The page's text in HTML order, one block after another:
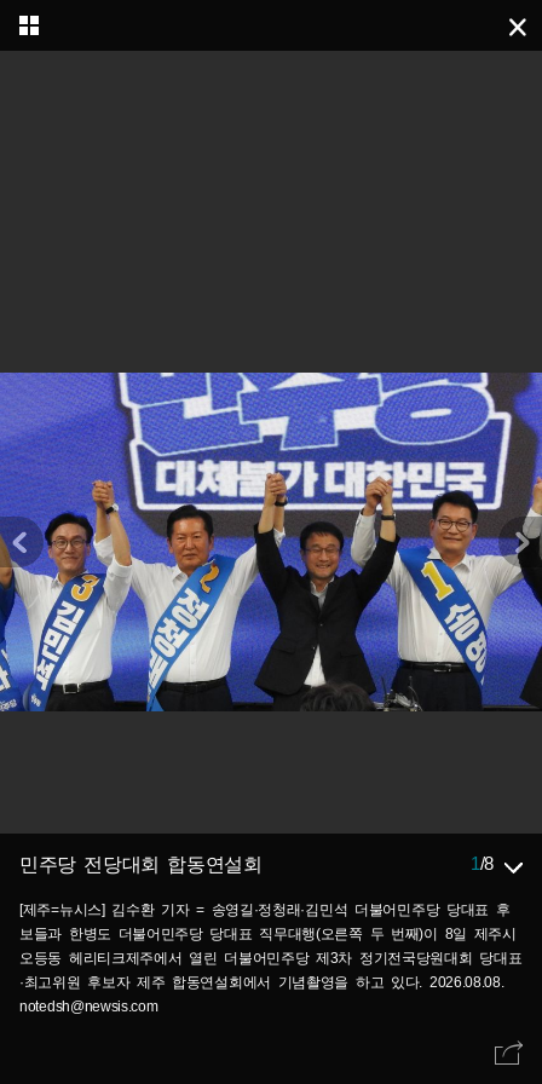
민주당 전당대회 합동연설회 1/8
[제주=뉴시스] 김수환 기자 = 송영길·정청래·김민석 더불어민주당 당대표 후
보들과 한병도 더불어민주당 당대표 직무대행(오른쪽 두 번째)이 8일 제주시
오등동 헤리티크제주에서 열린 더불어민주당 제3차 정기전국당원대회 당대표
·최고위원 후보자 제주 합동연설회에서 기념촬영을 하고 있다. 2026.08.08.
notedsh@newsis.com